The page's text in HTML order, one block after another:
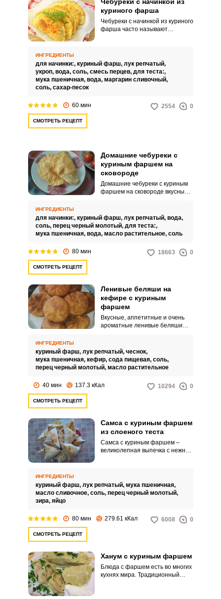
куриного фарша
Чебуреки с начинкой из куриного
фарша часто называют
очень нежное и совсем не
содержит жира. Такие чебуреки
подходят для детского и
диетического питания.
ИНГРЕДИЕНТЫ
для начинки:, куриный фарш, лук репчатый,
укроп, вода, соль, смесь перцев, для теста:,
мука пшеничная, вода, маргарин сливочный,
соль, сахар-песок
60 мин 2554 0
СМОТРЕТЬ РЕЦЕПТ
Домашние чебуреки с
куриным фаршем на
сковороде
Домашние чебуреки с куриным
фаршем на сковороде вкусные и
курицы, как самого недорогого,
готовят почти все мясные
блюда, в том числе и чебуреки.
бывает сухом, поэтому в начинку
добавляется побольше
ИНГРЕДИЕНТЫ
для начинки:, куриный фарш, лук репчатый, вода,
соль, перец черный молотый, для теста:,
мука пшеничная, вода, масло растительное, соль
80 мин 18663 0
СМОТРЕТЬ РЕЦЕПТ
Ленивые беляши на
кефире с куриным
фаршем
Вкусные, аппетитные и очень
ароматные ленивые беляши
закуска для всей семьи, а также
хорошая идея для перекуса на
работе или в школе.
ИНГРЕДИЕНТЫ
куриный фарш, лук репчатый, чеснок,
мука пшеничная, кефир, сода пищевая, соль,
перец черный молотый, масло растительное
40 мин 137.3 кКал 10294 0
СМОТРЕТЬ РЕЦЕПТ
Самса с куриным фаршем
из слоеного теста
Самса с куриным фаршем –
великолепная выпечка с нежной
ИНГРЕДИЕНТЫ
куриный фарш, лук репчатый, мука пшеничная,
масло сливочное, соль, перец черный молотый,
зира, яйцо
80 мин 279.61 кКал 6008 0
СМОТРЕТЬ РЕЦЕПТ
Ханум с куриным фаршем
Блюда с фаршем есть во многих
кухнях мира. Традиционный
ЕЩЕ НЕ ЗАРЕГИСТРИРОВАННЫ?